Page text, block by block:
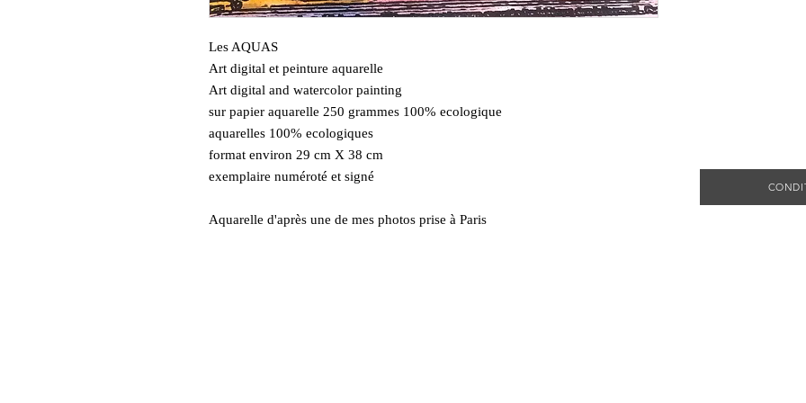
Les AQUAS
Art digital et peinture aquarelle
Art digital and watercolor painting
sur papier aquarelle 250 grammes 100% ecologique
aquarelles 100% ecologiques
format environ 29 cm X 38 cm
exemplaire numéroté et signé
Aquarelle d'après une de mes photos prise à Paris